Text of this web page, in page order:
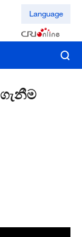
Language